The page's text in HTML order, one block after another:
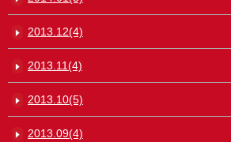
2013.12(4)
2013.11(4)
2013.10(5)
2013.09(4)